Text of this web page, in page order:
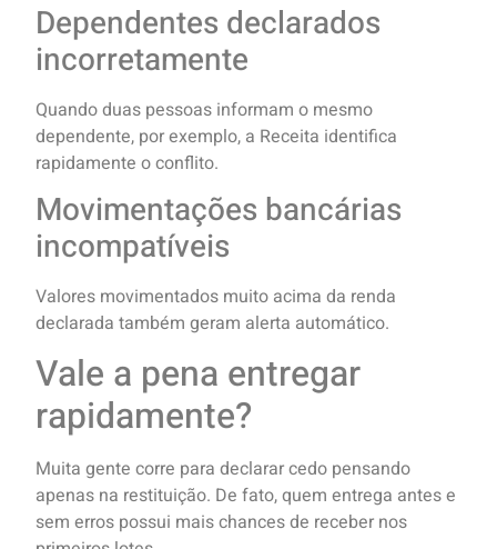
Dependentes declarados
incorretamente
Quando duas pessoas informam o mesmo
dependente, por exemplo, a Receita identifica
rapidamente o conflito.
Movimentações bancárias
incompatíveis
Valores movimentados muito acima da renda
declarada também geram alerta automático.
Vale a pena entregar
rapidamente?
Muita gente corre para declarar cedo pensando
apenas na restituição. De fato, quem entrega antes e
sem erros possui mais chances de receber nos